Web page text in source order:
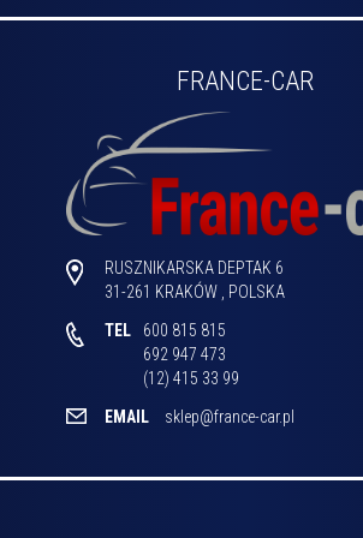
FRANCE-CAR
RUSZNIKARSKA DEPTAK 6
31-261 KRAKÓW
POLSKA
TEL
600 815 815
692 947 473
(12) 415 33 99
EMAIL
sklep@france-car.pl